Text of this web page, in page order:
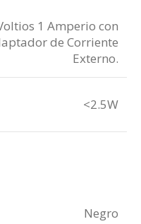
1 Amperio con
de Corriente
Externo.
<2.5W
Negro